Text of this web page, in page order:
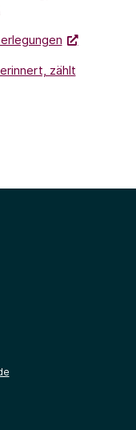
zählt